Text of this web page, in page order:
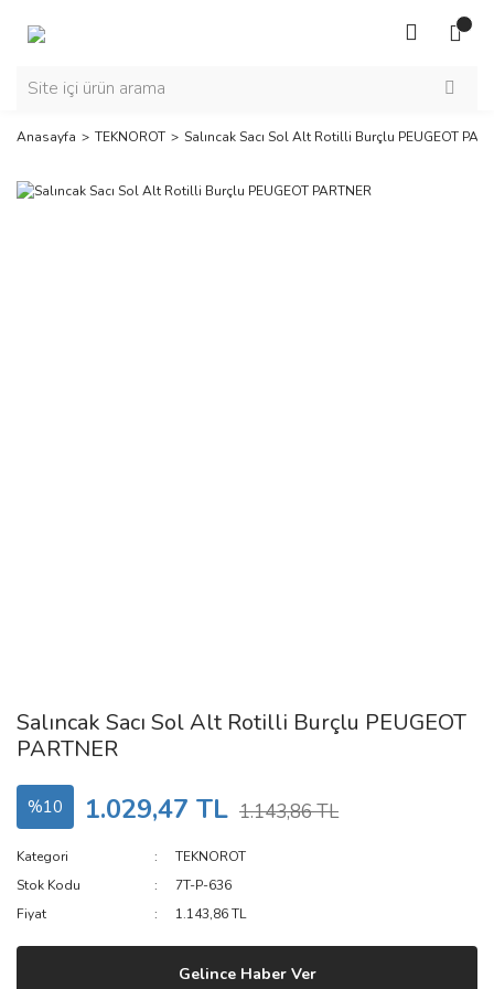
Anasayfa TEKNOROT Salıncak Sacı Sol Alt Rotilli Burçlu PEUGEOT
Salıncak Sacı Sol Alt Rotilli Burçlu PEUGEOT
PARTNER
%10 1.029,47 TL 1.143,86 TL
Kategori
TEKNOROT
Stok Kodu
7T-P-636
Fiyat
1.143,86 TL
Gelince Haber Ver